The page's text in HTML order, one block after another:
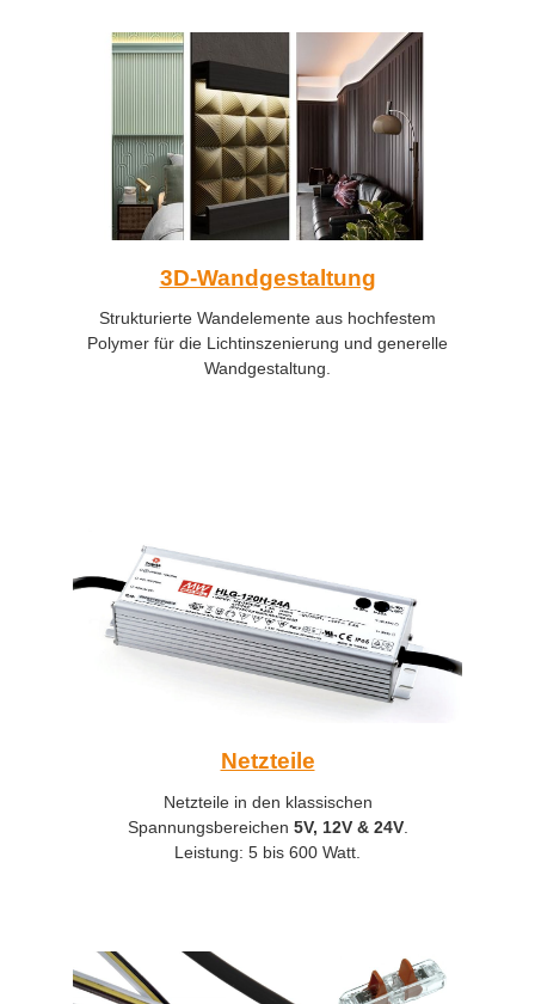
3D-Wandgestaltung
Strukturierte Wandelemente aus hochfestem
Polymer für die Lichtinszenierung und generelle
Wandgestaltung.
Netzteile
Netzteile in den klassischen
Spannungsbereichen 5V, 12V & 24V.
Leistung: 5 bis 600 Watt.